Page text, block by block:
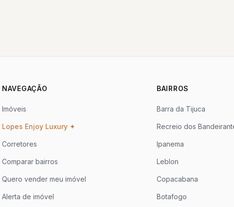
NAVEGAÇÃO
Imóveis
Lopes Enjoy Luxury ✦
Corretores
Comparar bairros
Quero vender meu imóvel
Alerta de imóvel
BAIRROS
Barra da Tijuca
Recreio dos
Ipanema
Leblon
Copacabana
Botafogo